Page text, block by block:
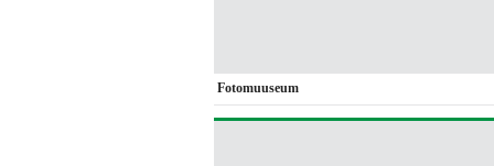
Fotomuuseum